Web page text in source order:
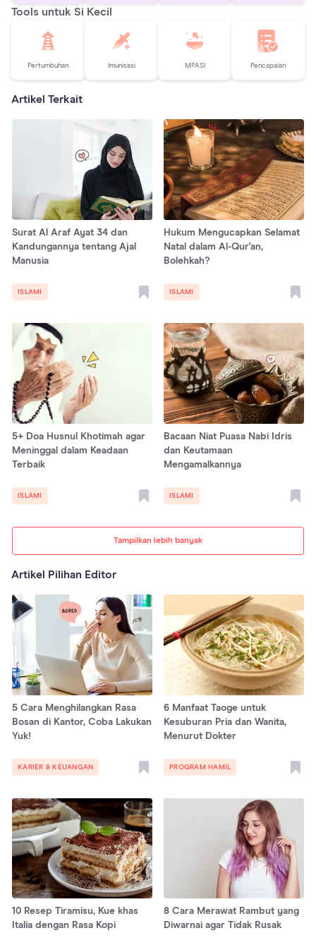
Tools untuk Si Kecil
Pertumbuhan Imunisasi MPASI Pencapaian
Artikel Terkait
Tampilkan lebih banyak
Surat Al Araf Ayat 34 dan
Kandungannya tentang Ajal
Manusia
ISLAMI
Hukum Mengucapkan Selamat
Natal dalam Al-Qur'an,
Bolehkah?
ISLAMI
5+ Doa Husnul Khotimah agar
Meninggal dalam Keadaan
Terbaik
ISLAMI
Bacaan Niat Puasa Nabi Idris
dan Keutamaan
Mengamalkannya
ISLAMI
Artikel Pilihan Editor
5 Cara Menghilangkan Rasa
Bosan di Kantor, Coba Lakukan
Yuk!
KARIER & KEUANGAN
6 Manfaat Taoge untuk
Kesuburan Pria dan Wanita,
Menurut Dokter
PROGRAM HAMIL
10 Resep Tiramisu, Kue khas
Italia dengan Rasa Kopi
8 Cara Merawat Rambut yang
Diwarnai agar Tidak Rusak